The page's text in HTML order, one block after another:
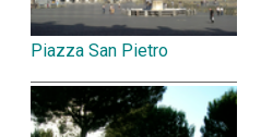
Piazza San Pietro